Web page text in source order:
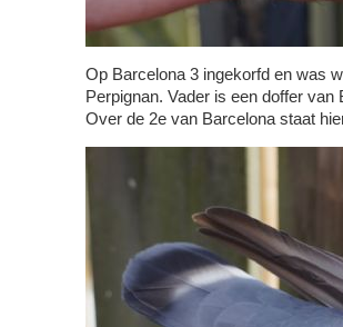
Op Barcelona 3 ingekorfd en was
Perpignan. Vader is een doffer
Over de 2e van Barcelona staat